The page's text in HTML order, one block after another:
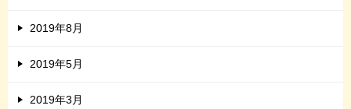
2019年8月
2019年5月
2019年3月